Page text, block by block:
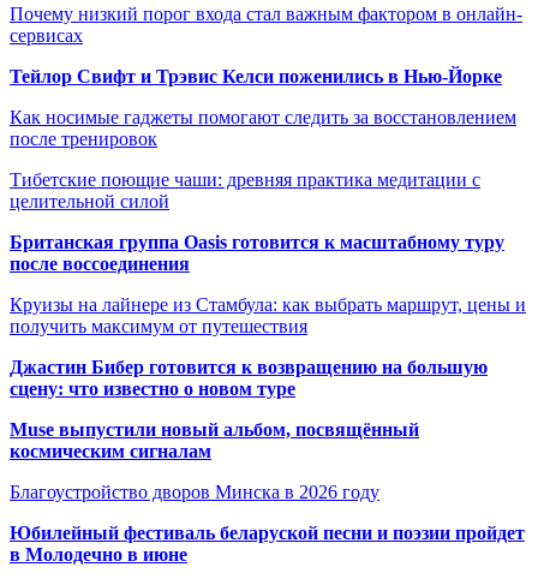
Почему низкий порог входа стал важным фактором в онлайн-
сервисах
Тейлор Свифт и Трэвис Келси поженились в Нью-Йорке
Как носимые гаджеты помогают следить за восстановлением
после тренировок
Тибетские поющие чаши: древняя практика медитации с
целительной силой
Британская группа Oasis готовится к масштабному туру
после воссоединения
Круизы на лайнере из Стамбула: как выбрать маршрут, цены и
получить максимум от путешествия
Джастин Бибер готовится к возвращению на большую
сцену: что известно о новом туре
Muse выпустили новый альбом, посвящённый
космическим сигналам
Благоустройство дворов Минска в 2026 году
Юбилейный фестиваль беларуской песни и поэзии пройдет
в Молодечно в июне